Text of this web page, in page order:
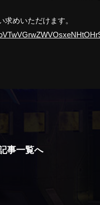
めいただけます。
事一覧へ